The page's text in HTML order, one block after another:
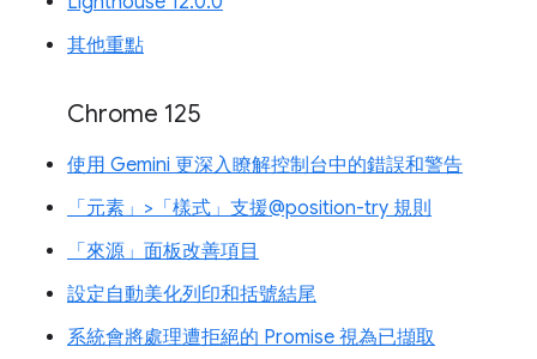
其他重點
Chrome 125
使用 Gemini 更深入瞭解控制台中的錯誤和警告
「元素」>「樣式」支援@position-try 規則
「來源」面板改善項目
設定自動美化列印和括號結尾
系統會將處理遭拒絕的 Promise 視為已擷取